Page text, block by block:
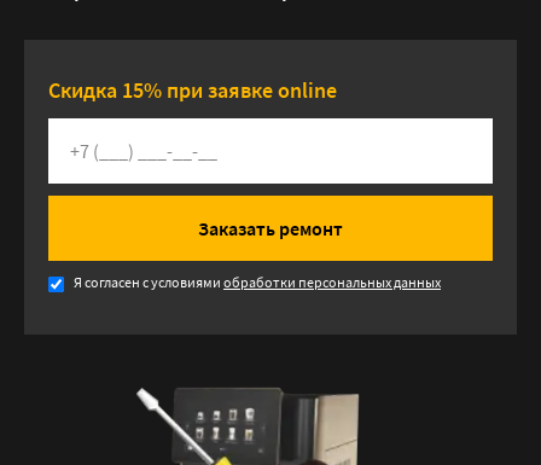
Скидка 15% при заявке online
Заказать ремонт
Я согласен с условиями обработки персональных данных